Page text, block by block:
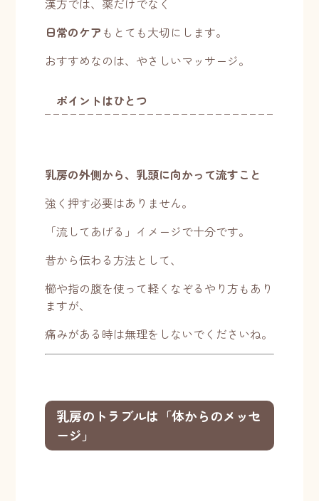
漢方では、薬だけでなく
日常のケア もとても大切にします。
おすすめなのは、やさしいマッサージ。
ポイントはひとつ
乳房の外側から、乳頭に向かって流すこと
強く押す必要はありません。
「流してあげる」イメージで十分です。
昔から伝わる方法として、
櫛や指の腹を使って軽くなぞるやり方もあり
ますが、
痛みがある時は無理をしないでくださいね。
乳房のトラブルは「体からのメッセ
ージ」